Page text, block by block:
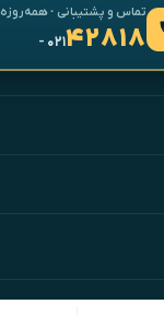
تماس و پشتیبانی · همه‌روزه ۸ تا ۲۴
۴۲۸۱۸- ۰۲۱